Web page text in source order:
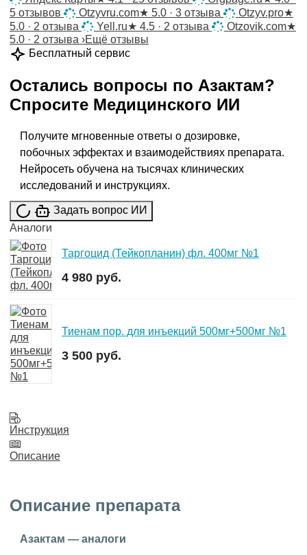
5 отзывов
Otzyvru.com★ 5.0 · 3 отзыва Otzyv.pro★
5.0 · 2 отзыва
Yell.ru★ 4.5 · 2 отзыва Otzovik.com★
5.0 · 2 отзыва ›Ещё отзывы
Бесплатный сервис
Остались вопросы по Азактам?
Спросите Медицинского ИИ
Получите мгновенные ответы о дозировке,
побочных эффектах и взаимодействиях препарата.
Нейросеть обучена на тысячах клинических
исследований и инструкциях.
Задать вопрос ИИ
Аналоги
Таргоцид (Тейкопланин) фл. 400мг №1
4 980 руб.
Тиенам пор. для инъекций 500мг+500мг №1
3 500 руб.
Инструкция
Описание
Описание препарата
Азактам — аналоги